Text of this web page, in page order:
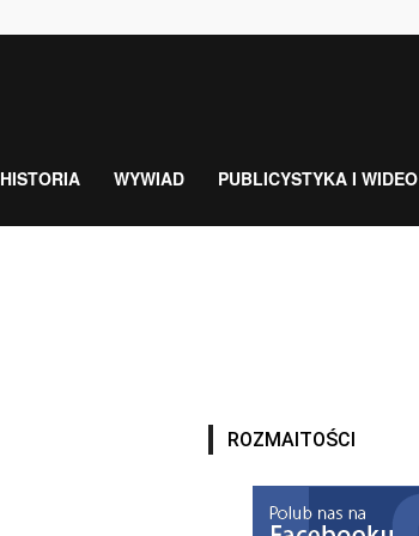
HISTORIA WYWIAD PUBLICYSTYKA I WIDEO
ROZMAITOŚCI